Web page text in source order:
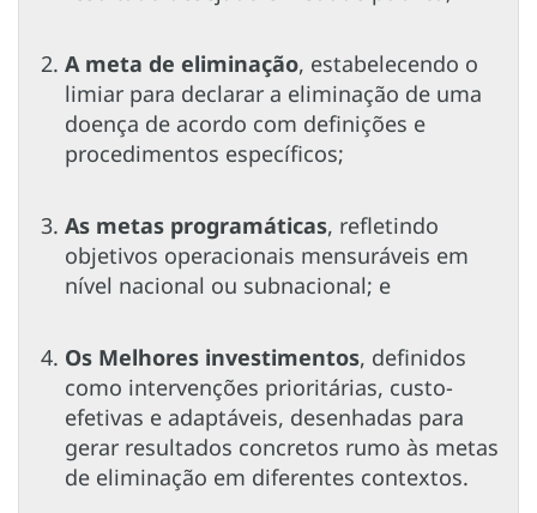
A meta de eliminação, estabelecendo o
limiar para declarar a eliminação de uma
doença de acordo com definições e
procedimentos específicos;
As metas programáticas, refletindo
objetivos operacionais mensuráveis em
nível nacional ou subnacional; e
Os Melhores investimentos, definidos
como intervenções prioritárias, custo-
efetivas e adaptáveis, desenhadas para
gerar resultados concretos rumo às metas
de eliminação em diferentes contextos.